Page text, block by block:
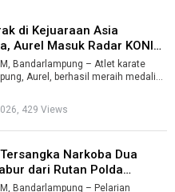
di Kejuaraan Asia
Aurel Masuk Radar KONI
Bandarlampung – Atlet karate
Aurel, berhasil meraih medali
429 Views
Narkoba Dua
dari Rutan Polda
Bandarlampung – Pelarian